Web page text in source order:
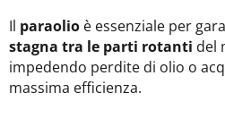
Il paraolio è essenziale per
stagna tra le parti rotanti del
impedendo perdite di olio o
massima efficienza.